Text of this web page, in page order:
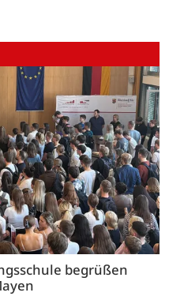
begrüßen